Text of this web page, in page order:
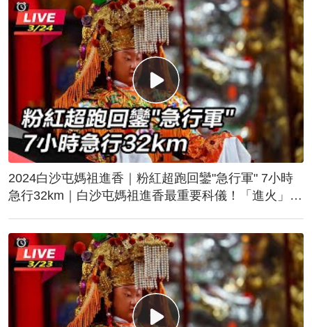
2024白沙屯媽祖進香｜粉紅超跑回鑾"急行軍" 7小時
急行32km｜白沙屯媽祖進香最重要科儀！「進火」儀